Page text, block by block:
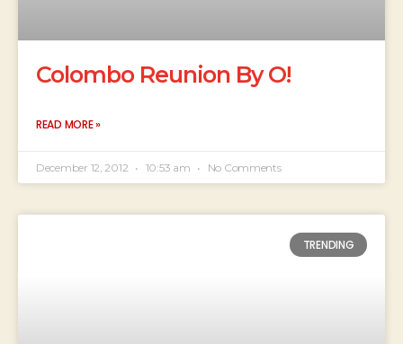
Colombo Reunion By O!
READ MORE »
December 12, 2012 10:53 am No Comments
TRENDING